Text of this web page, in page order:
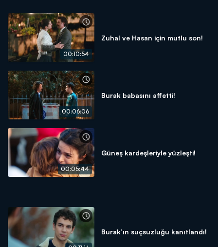
00:10:54
Zuhal ve Hasan için mutlu son!
00:06:06
Burak babasını affetti!
00:05:44
Güneş kardeşleriyle yüzleşti!
Burak’ın suçsuzluğu kanıtlandı!